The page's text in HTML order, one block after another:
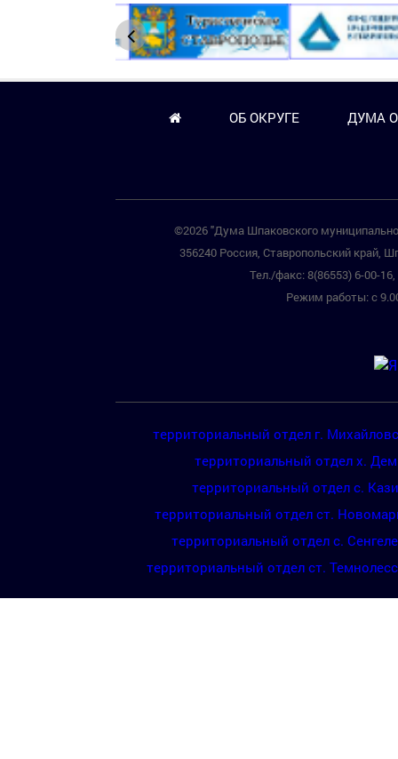
ОБ ОКРУГЕ ДУМА
©2026 "Дума Шпаковского
356240 Россия, Ставропольский край,
Тел./факс: 8(86553) 6-00-
Режим работы: с
территориальный отдел г.
территориальный отдел х.
территориальный отдел с.
территориальный отдел ст.
территориальный отдел с.
территориальный отдел ст.